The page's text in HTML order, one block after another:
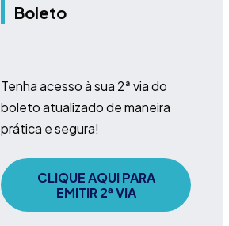
Boleto
Tenha acesso à sua 2ª via do
boleto atualizado de maneira
prática e segura!
CLIQUE AQUI PARA
EMITIR 2ª VIA